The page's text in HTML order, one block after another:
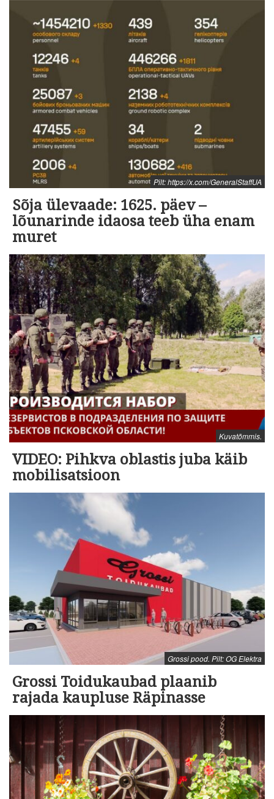
Pilt: https://x.com/GeneralStaffUA
Sõja ülevaade: 1625. päev –
lõunarinde idaosa teeb üha enam
muret
Kuvatõmmis.
VIDEO: Pihkva oblastis juba käib
mobilisatsioon
Grossi pood. Pilt: OG Elektra
Grossi Toidukaubad plaanib
rajada kaupluse Räpinasse